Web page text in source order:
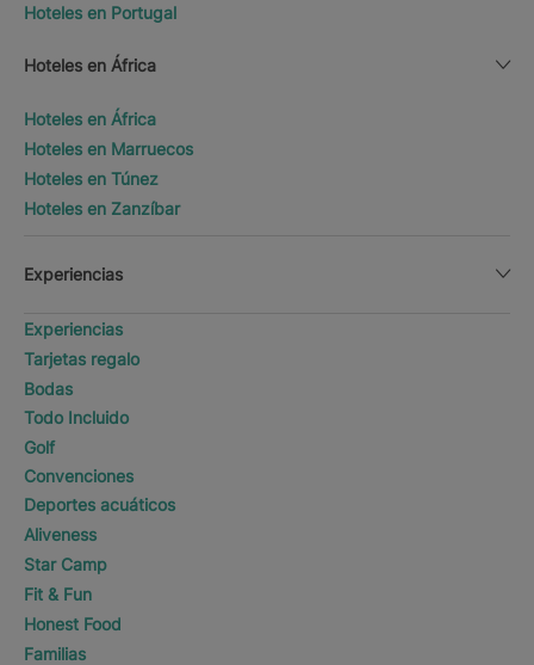
Hoteles en Portugal
Hoteles en África
Hoteles en África
Hoteles en Marruecos
Hoteles en Túnez
Hoteles en Zanzíbar
Experiencias
Experiencias
Tarjetas regalo
Bodas
Todo Incluido
Golf
Convenciones
Deportes acuáticos
Aliveness
Star Camp
Fit & Fun
Honest Food
Familias